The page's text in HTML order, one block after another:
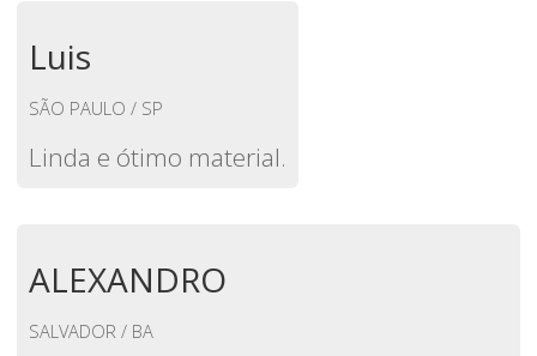
Luis
SÃO PAULO / SP
Linda e ótimo material.
ALEXANDRO
SALVADOR / BA